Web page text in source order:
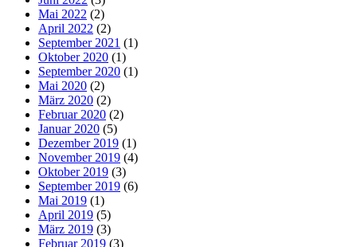
Mai 2022 (2)
April 2022 (2)
September 2021 (1)
Oktober 2020 (1)
September 2020 (1)
Mai 2020 (2)
März 2020 (2)
Februar 2020 (2)
Januar 2020 (5)
Dezember 2019 (1)
November 2019 (4)
Oktober 2019 (3)
September 2019 (6)
Mai 2019 (1)
April 2019 (5)
März 2019 (3)
Februar 2019 (3)